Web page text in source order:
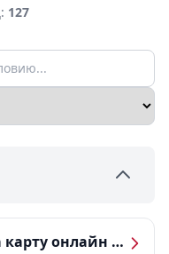
127
Срочный микрозайм на карту онлайн — получить деньги за 5 минут